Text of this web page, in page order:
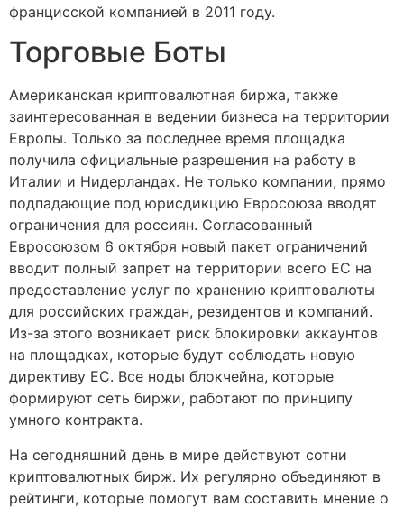
францисской компанией в 2011 году.
Торговые Боты
Американская криптовалютная биржа, также
заинтересованная в ведении бизнеса на территории
Европы. Только за последнее время площадка
получила официальные разрешения на работу в
Италии и Нидерландах. Не только компании, прямо
подпадающие под юрисдикцию Евросоюза вводят
ограничения для россиян. Согласованный
Евросоюзом 6 октября новый пакет ограничений
вводит полный запрет на территории всего ЕС на
предоставление услуг по хранению криптовалюты
для российских граждан, резидентов и компаний.
Из-за этого возникает риск блокировки аккаунтов
на площадках, которые будут соблюдать новую
директиву ЕС. Все ноды блокчейна, которые
формируют сеть биржи, работают по принципу
умного контракта.
На сегодняшний день в мире действуют сотни
криптовалютных бирж. Их регулярно объединяют в
рейтинги, которые помогут вам составить мнение о